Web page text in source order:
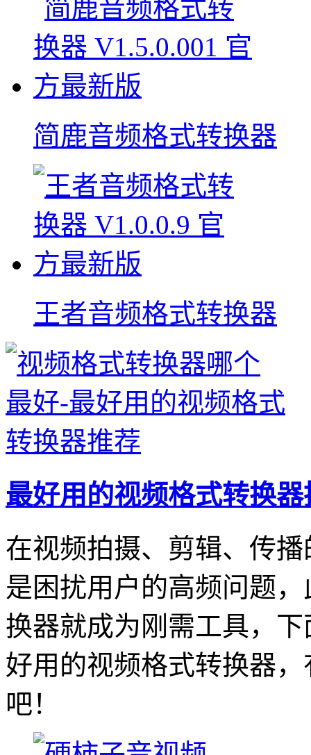
简鹿音频格式转换器
王者音频格式转换器
最好用的视频格式转换
在视频拍摄、剪辑、传
是困扰用户的高频问题
换器就成为刚需工具，
好用的视频格式转换器
吧！